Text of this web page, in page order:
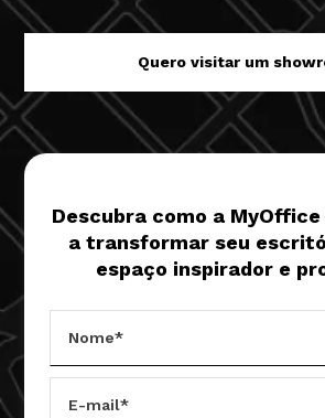
Quero visitar um
Descubra como a
a transformar seu
espaço inspirador e
Nome*
E-mail*